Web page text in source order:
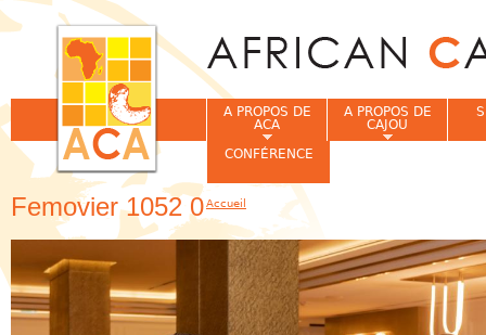
Femovier 1052 0
A PROPOS DE
ACA
A PROPOS DE
CAJOU
CONFÉRENCE
Vous êtes ici
Accueil